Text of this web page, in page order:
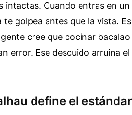
intactas. Cuando entras en un
golpea antes que la vista. Es
cree que cocinar bacalao
error. Ese descuido arruina el
define el estándar